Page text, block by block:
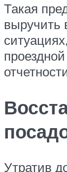
Такая
выручить
Утратив